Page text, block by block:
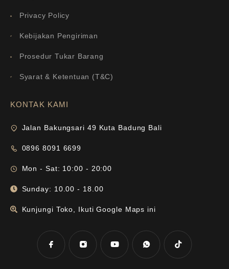
Privacy Policy
Kebijakan Pengiriman
Prosedur Tukar Barang
Syarat & Ketentuan (T&C)
KONTAK KAMI
Jalan Bakungsari 49 Kuta Badung Bali
0896 8091 6699
Mon - Sat: 10:00 - 20:00
Sunday: 10.00 - 18.00
Kunjungi Toko, Ikuti Google Maps ini